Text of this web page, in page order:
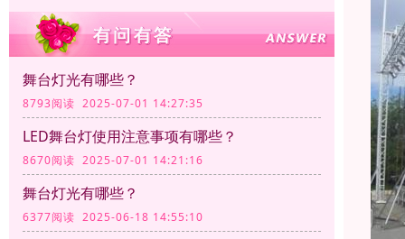
舞台灯光有哪些？
8793阅读 2025-07-01 14:27:35
LED舞台灯使用注意事项有哪些？
8670阅读 2025-07-01 14:21:16
舞台灯光有哪些？
6377阅读 2025-06-18 14:55:10